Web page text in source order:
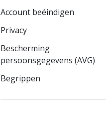
Account beëindigen
Privacy
Bescherming
persoonsgegevens (AVG)
Begrippen